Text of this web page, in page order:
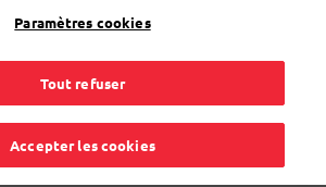
importantes prévues au
la Communication de quartier, vous
adresses du quartier que vous aurez
de collecter des adresses ou de fournir
Paramètres cookies
Tout refuser
Accepter les cookies